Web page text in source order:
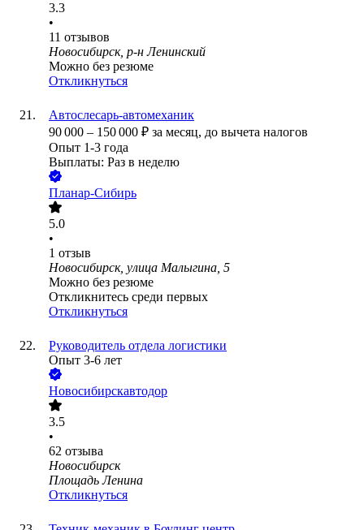
3.3
•
11 отзывов
Новосибирск, р-н Ленинский
Можно без резюме
Откликнуться
Автослесарь-автомеханик
90 000 – 150 000 ₽ за месяц, до вычета налогов
Опыт 1-3 года
Выплаты: Раз в неделю
Планар-Сибирь
5.0
•
1 отзыв
Новосибирск, улица Малыгина, 5
Можно без резюме
Откликнитесь среди первых
Откликнуться
Руководитель отдела логистики
Опыт 3-6 лет
Новосибирскавтодор
3.5
•
62 отзыва
Новосибирск
Площадь Ленина
Откликнуться